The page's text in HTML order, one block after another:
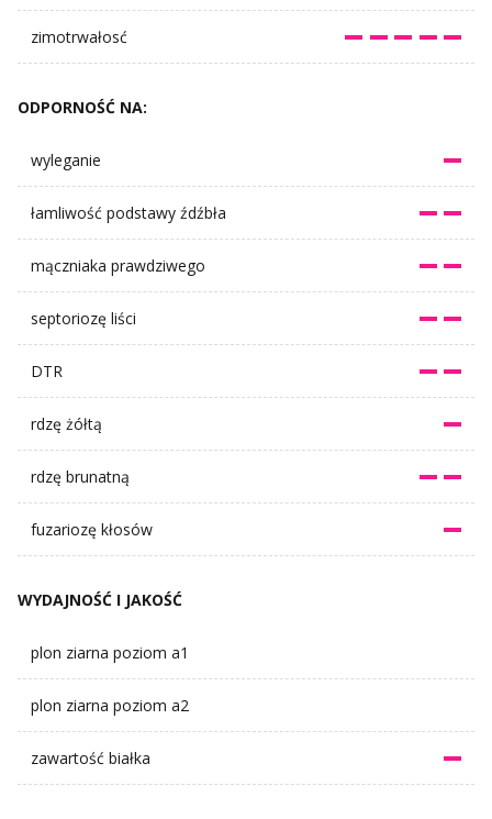
zimotrwałosć
ODPORNOŚĆ NA:
wyleganie
łamliwość podstawy źdźbła
mączniaka prawdziwego
septoriozę liści
DTR
rdzę żółtą
rdzę brunatną
fuzariozę kłosów
WYDAJNOŚĆ I JAKOŚĆ
plon ziarna poziom a1
plon ziarna poziom a2
zawartość białka